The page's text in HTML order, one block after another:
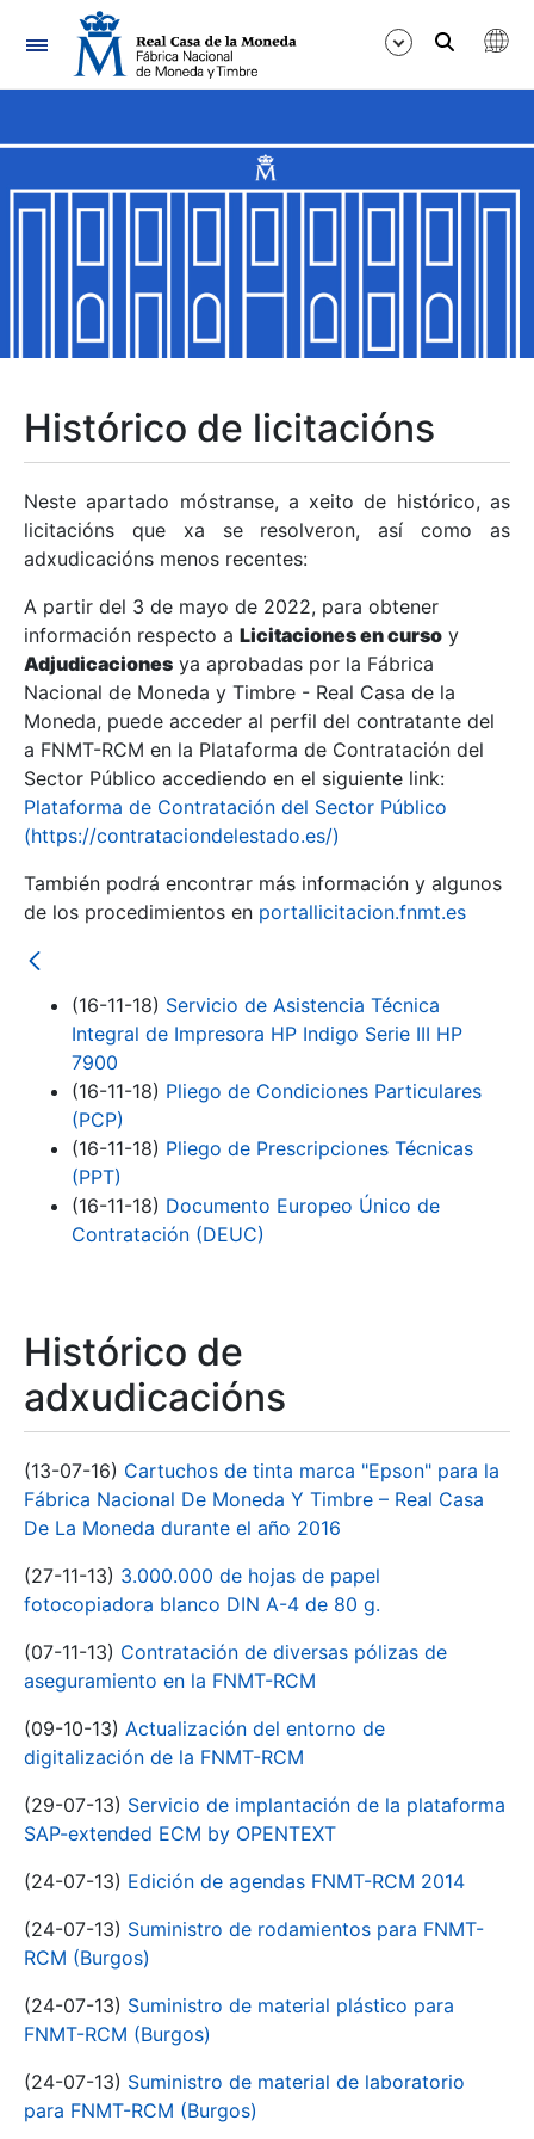
Navegación
Mostrar/Ocultar
Mostrar/Ocultar
Mostrar/Ocultar
Mostrar/Ocultar
Mostrar/Ocultar
Mostrar/Ocultar
Histórico de licitacións
Neste apartado móstranse, a xeito de histórico, as
licitacións que xa se resolveron, así como as
adxudicacións menos recentes:
A partir del 3 de mayo de 2022, para obtener
información respecto a Licitaciones en curso y
Adjudicaciones ya aprobadas por la Fábrica
Nacional de Moneda y Timbre - Real Casa de la
Moneda, puede acceder al perfil del contratante del
a FNMT-RCM en la Plataforma de Contratación del
Sector Público accediendo en el siguiente link:
Plataforma de Contratación del Sector Público
(https://contrataciondelestado.es/)
También podrá encontrar más información y algunos
de los procedimientos en portallicitacion.fnmt.es
(16-11-18) Servicio de Asistencia Técnica
Integral de Impresora HP Indigo Serie III HP
7900
(16-11-18) Pliego de Condiciones Particulares
(PCP)
(16-11-18) Pliego de Prescripciones Técnicas
(PPT)
(16-11-18) Documento Europeo Único de
Contratación (DEUC)
Histórico de
adxudicacións
(13-07-16) Cartuchos de tinta marca "Epson" para la
Fábrica Nacional De Moneda Y Timbre – Real Casa
De La Moneda durante el año 2016
(27-11-13) 3.000.000 de hojas de papel
fotocopiadora blanco DIN A-4 de 80 g.
(07-11-13) Contratación de diversas pólizas de
aseguramiento en la FNMT-RCM
(09-10-13) Actualización del entorno de
digitalización de la FNMT-RCM
(29-07-13) Servicio de implantación de la plataforma
SAP-extended ECM by OPENTEXT
(24-07-13) Edición de agendas FNMT-RCM 2014
(24-07-13) Suministro de rodamientos para FNMT-
RCM (Burgos)
(24-07-13) Suministro de material plástico para
FNMT-RCM (Burgos)
(24-07-13) Suministro de material de laboratorio
para FNMT-RCM (Burgos)